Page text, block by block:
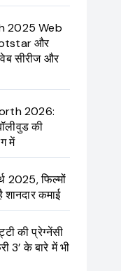
2025 Web
और
सीरीज और
2026:
की
में
2025, फिल्मों
कमाई
की प्रेग्नेंसी
3’ के बारे में भी